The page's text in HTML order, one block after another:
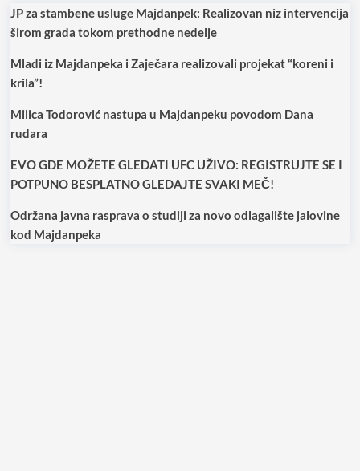
u
2023.
godini
JP za stambene usluge Majdanpek: Realizovan niz intervencija
širom grada tokom prethodne nedelje
Mladi iz Majdanpeka i Zaječara realizovali projekat “koreni i
krila”!
Milica Todorović nastupa u Majdanpeku povodom Dana
rudara
EVO GDE MOŽETE GLEDATI UFC UŽIVO: REGISTRUJTE SE I
POTPUNO BESPLATNO GLEDAJTE SVAKI MEČ!
Održana javna rasprava o studiji za novo odlagalište jalovine
kod Majdanpeka